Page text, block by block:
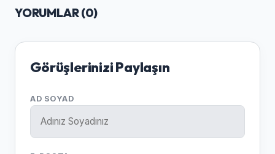
YORUMLAR (0)
Görüşlerinizi Paylaşın
AD SOYAD